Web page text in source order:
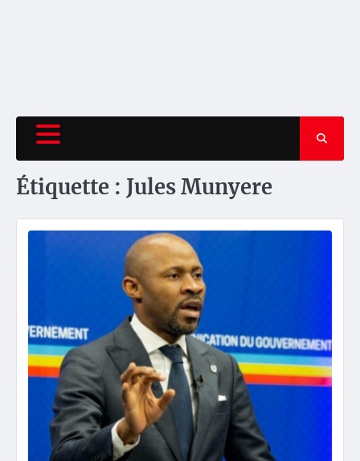
Étiquette : Jules Munyere